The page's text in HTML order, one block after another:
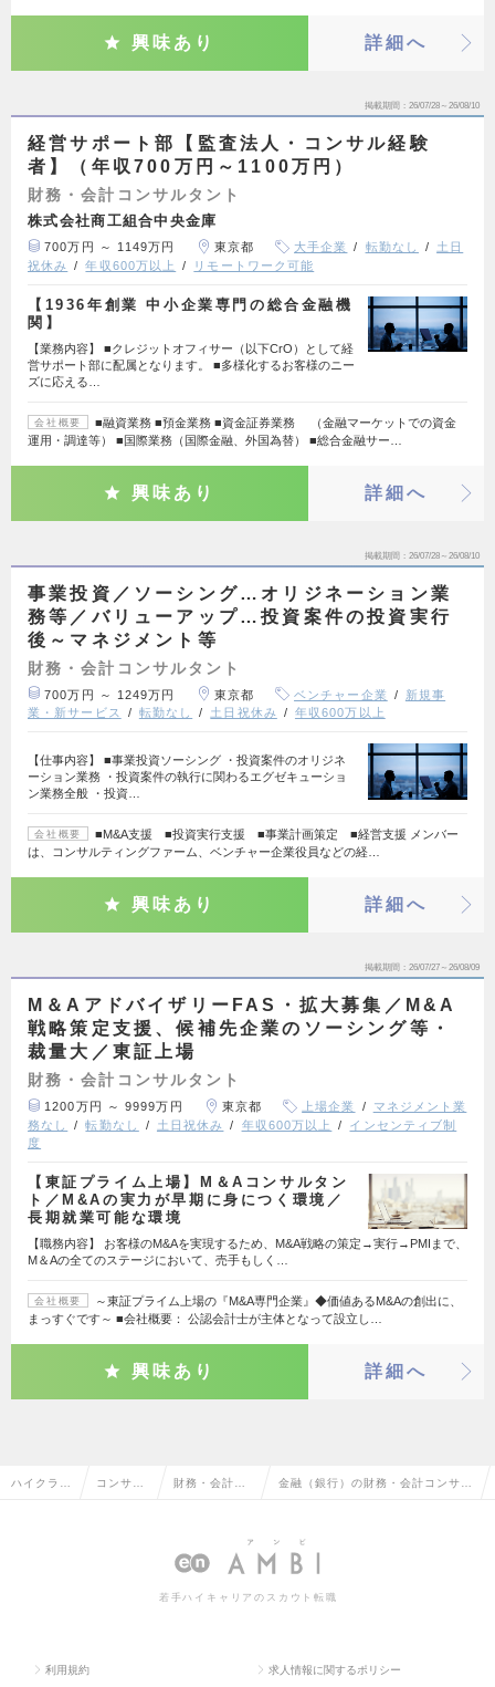
興味あり 詳細へ
掲載期間 26/07/28～26/08/10
経営サポート部【監査法人・コンサル経験
者】（年収700万円～1100万円）
財務・会計コンサルタント
株式会社商工組合中央金庫
700万円 ～ 1149万円 東京都 大手企業 転勤なし
土日
祝休み
年収600万以上 リモートワーク可能
【1936年創業 中小企業専門の総合金融機
関】
【業務内容】 ■クレジットオフィサー（以下CrO）として経
営サポート部に配属となります。 ■多様化するお客様のニー
ズに応える…
会社概要
■融資業務 ■預金業務 ■資金証券業務 （金融マーケットでの資金
運用・調達等） ■国際業務（国際金融、外国為替） ■総合金融サー…
興味あり 詳細へ
掲載期間 26/07/28～26/08/10
事業投資／ソーシング…オリジネーション業
務等／バリューアップ…投資案件の投資実行
後～マネジメント等
財務・会計コンサルタント
700万円 ～ 1249万円 東京都 ベンチャー企業
新規事
業・新サービス
転勤なし 土日祝休み 年収600万以上
【仕事内容】 ■事業投資ソーシング ・投資案件のオリジネ
ーション業務 ・投資案件の執行に関わるエグゼキューショ
ン業務全般 ・投資…
会社概要
■M&A支援 ■投資実行支援 ■事業計画策定 ■経営支援 メンバー
は、コンサルティングファーム、ベンチャー企業役員などの経…
興味あり 詳細へ
掲載期間 26/07/27～26/08/09
M＆AアドバイザリーFAS・拡大募集／M&A
戦略策定支援、候補先企業のソーシング等・
裁量大／東証上場
財務・会計コンサルタント
1200万円 ～ 9999万円 東京都 上場企業
マネジメント業
務なし
転勤なし 土日祝休み 年収600万以上
インセンティブ制
度
【東証プライム上場】M＆Aコンサルタン
ト／M&Aの実力が早期に身につく環境／
長期就業可能な環境
【職務内容】 お客様のM&Aを実現するため、M&A戦略の策定→実行→PMIまで、
M＆Aの全てのステージにおいて、売手もしく…
会社概要
～東証プライム上場の『M&A専門企業』◆価値あるM&Aの創出に、
まっすぐです～ ■会社概要： 公認会計士が主体となって設立し…
興味あり 詳細へ
ハイクラス コンサル 財務・会計コ 金融（銀行）の財務・会計コンサル
若手ハイキャリアのスカウト転職
利用規約 求人情報に関するポリシー